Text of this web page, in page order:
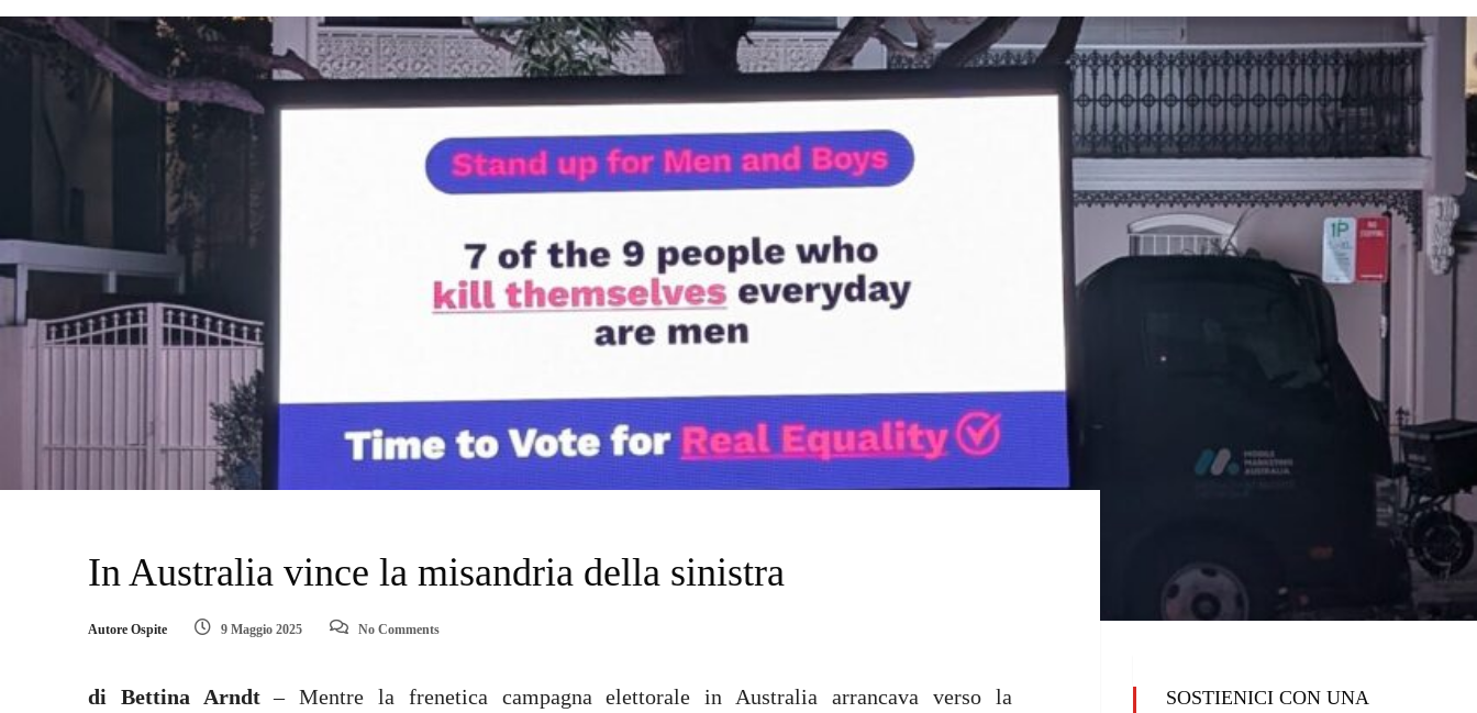
In Australia vince la misandria della sinistra
Autore Ospite 9 Maggio 2025 No Comments
di Bettina Arndt– Mentre la frenetica campagna elettorale in Australia arrancava verso la
SOSTIENICI CON UNA